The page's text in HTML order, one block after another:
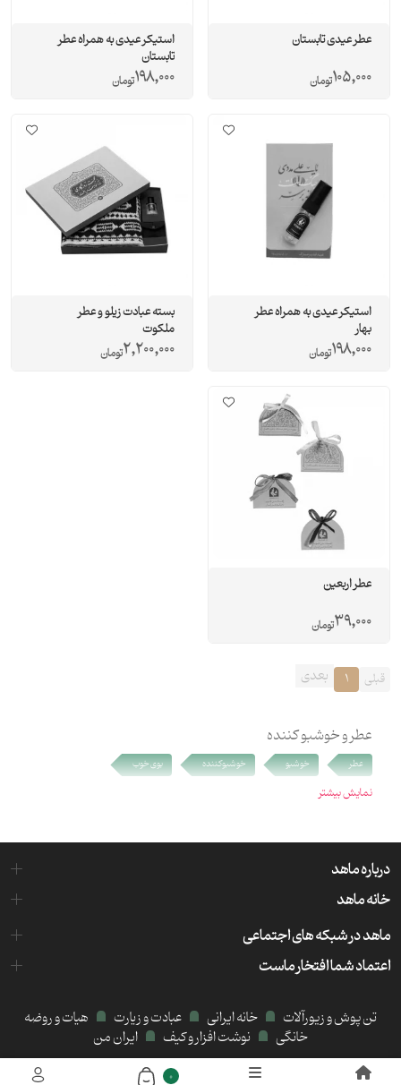
عطر عیدی تابستان
105,000تومان
استیکر عیدی به همراه عطر
تابستان
198,000تومان
استیکر عیدی به همراه عطر
بهار
198,000تومان
بسته عبادت زیلو و عطر
ملکوت
2,200,000تومان
عطر اربعین
39,000تومان
قبلی 1 بعدی
عطر و خوشبو کننده
عطر خوشبو خوشبوکننده بوی خوب
نمایش بیشتر
درباره ماهد
خانه ماهد
ماهد در شبکه های اجتماعی
اعتماد شما افتخار ماست
تن پوش و زیورآلات خانه ایرانی عبادت و زیارت
هیات و روضه
خانگی
نوشت افزار و کیف
ایران من
میزبانی هاست و سرور:کیمیا هاست
0